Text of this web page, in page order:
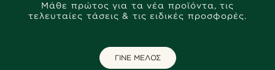
Μάθε πρώτος για τα νέα προϊόντα, τις
τελευταίες τάσεις & τις ειδικές προσφορές.
ΓΙΝΕ ΜΕΛΟΣ